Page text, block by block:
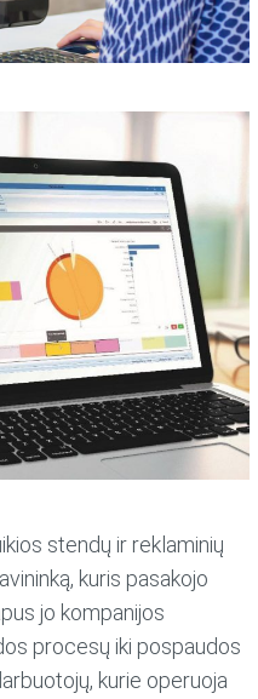
stendų ir reklaminių
kuris pasakojo
jo kompanijos
procesų iki pospaudos
kurie operuoja